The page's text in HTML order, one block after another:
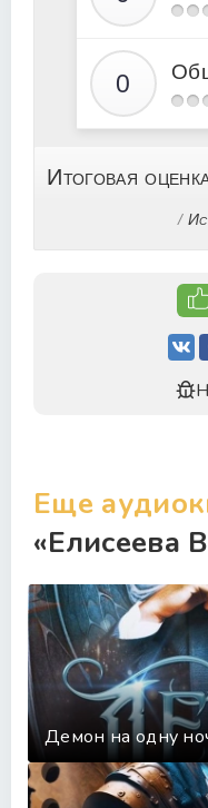
Итоговая
/
Еще
«Елисеева
Демон на одну